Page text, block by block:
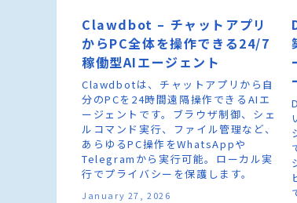
Clawdbot – チャットアプリ
からPC全体を操作できる24/7
稼働型AIエージェント
Clawdbotは、チャットアプリから自
分のPCを24時間遠隔操作できるAIエ
ージェントです。ブラウザ制御、シェ
ルコマンド実行、ファイル管理など、
あらゆるPC操作をWhatsAppや
Telegramから実行可能。ローカル実
行でプライバシーを保護します。
January 27, 2026